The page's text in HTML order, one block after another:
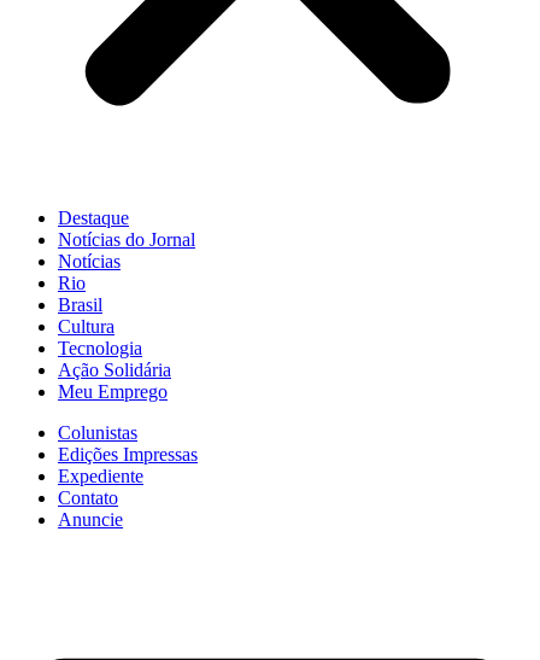
Destaque
Notícias do Jornal
Notícias
Rio
Brasil
Cultura
Tecnologia
Ação Solidária
Meu Emprego
Colunistas
Edições Impressas
Expediente
Contato
Anuncie